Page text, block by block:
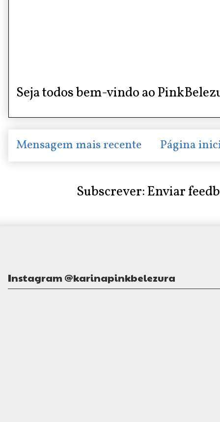
Seja todos bem-vindo ao
Mensagem mais recente Página
Subscrever:Enviar
Instagram @karinapinkbelezura